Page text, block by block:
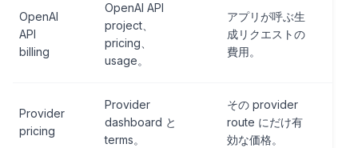
OpenAI
API
billing
OpenAI API
project、
pricing、
usage。
アプリが呼ぶ生
成リクエストの
費用。
Provider
pricing
Provider
dashboard と
terms。
その provider
route にだけ有
効な価格。